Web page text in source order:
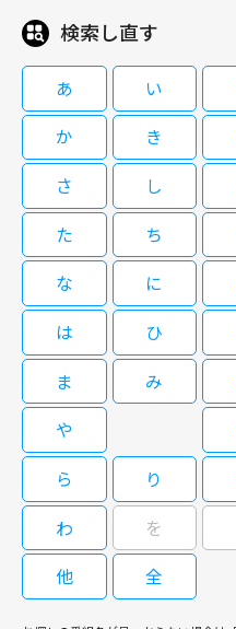
れてきたエルファバは“オズの国”の
陽気なグリンダは正反対の性格で
くなっていく。一方、エルファバは
ム・モリブルに認められて個別指
救おうと決意するが……。
08/18(火)05:45～08:30
名作「オズの魔法使」と同じ、“オ
画化し、世界的大ヒット。第９７
カルファンタジー大作。 １９３９
有名になった児童文学の名作「オ
ヒットミュージカル演劇「ウィキ
し、２０２４年から翌年にかけて
トを記録したのが本作。圧倒的な
エリヴォと世界的なディーバであ
の見ものだ。本作を前編とする前
２０２６年３月に日本公開予定。 緑色の肌を持ち、“西の悪い魔女”と呼ば
れてきたエルファバは“オズの国”
に“善い魔女”と呼ばれる優等生グ
陽気なグリンダは正反対の性格で
くなっていく。一方、エルファバ
ム・モリブルに認められて個別指
救おうと決意するが……。
検索し直す
あ い
か
き
さ
し
た
ち
な
に
は
ひ
ま
み
や
ら
り
わ
を
他
全